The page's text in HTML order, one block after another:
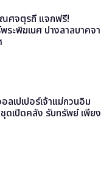
ศจตุรถี แจกฟรี!
ระพิฆเนศ ปางลาลบาคจา
ลเปเปอร์เจ้าแม่กวนอิม
ดเปิดคลัง รับทรัพย์ เพียง